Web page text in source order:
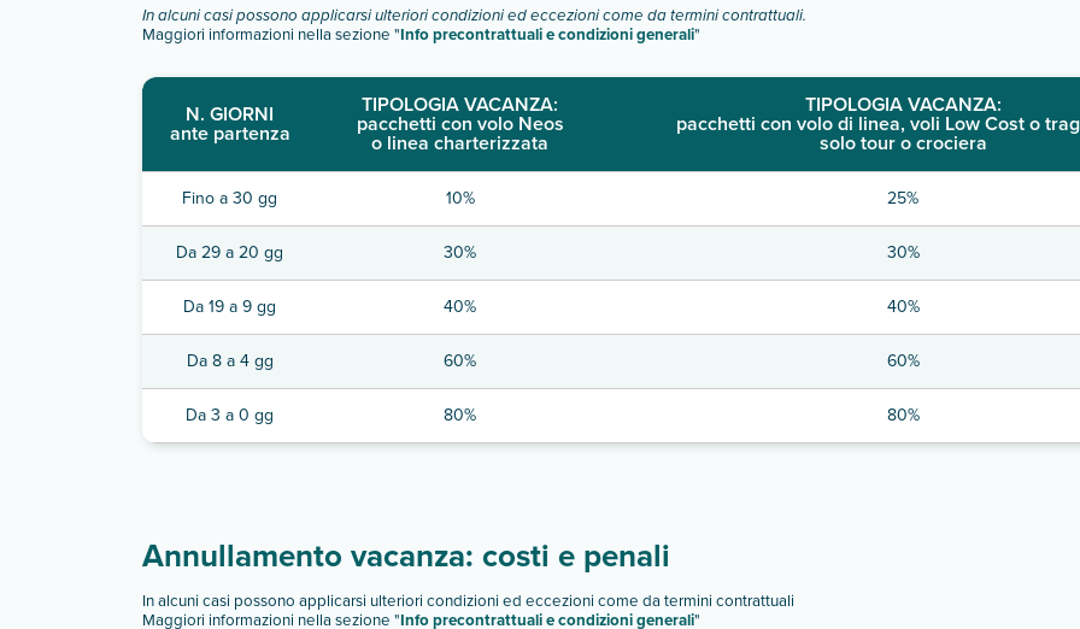
In alcuni casi possono applicarsi ulteriori condizioni ed eccezioni come da termini contrattuali.
Maggiori informazioni nella sezione "Info precontrattuali e condizioni generali"
N. GIORNI
ante partenza
TIPOLOGIA VACANZA:
pacchetti con volo Neos
o linea charterizzata
TIPOLOGIA VACANZA:
pacchetti con volo di linea, voli Low Cost o
solo tour o crociera
Fino a 30 gg 10% 25%
Da 29 a 20 gg 30% 30%
Da 19 a 9 gg 40% 40%
Da 8 a 4 gg 60% 60%
Da 3 a 0 gg 80% 80%
Annullamento vacanza: costi e penali
In alcuni casi possono applicarsi ulteriori condizioni ed eccezioni come da termini contrattuali
Maggiori informazioni nella sezione "Info precontrattuali e condizioni generali"